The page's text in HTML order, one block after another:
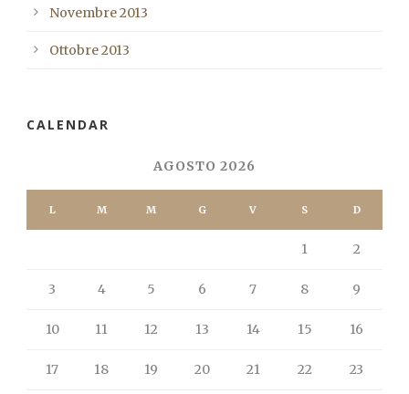
Novembre 2013
Ottobre 2013
CALENDAR
AGOSTO 2026
L M M G V S D
1 2
3 4 5 6 7 8 9
10 11 12 13 14 15 16
17 18 19 20 21 22 23